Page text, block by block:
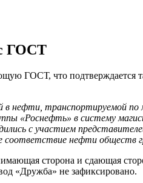
с ГОСТ
ГОСТ, что
в нефти, транспортируемой
«Роснефть» в систему
с участием
соответствие нефти
сторона и сдающая
«Дружба» не зафиксировано.